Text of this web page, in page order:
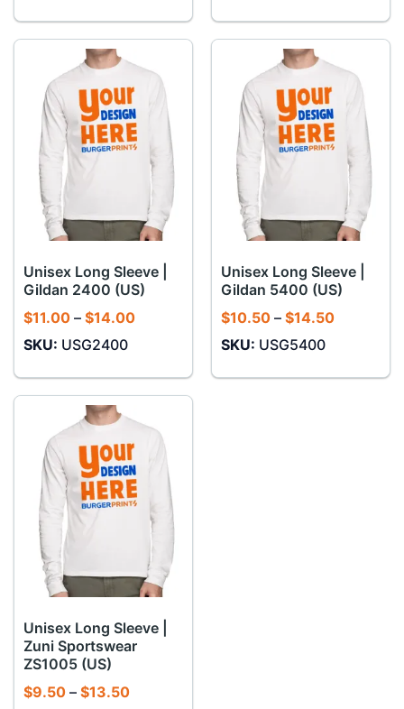
đến
đến
Unisex Long Sleeve |
Gildan 2400 (US)
$11.00 – $14.00Khoảng
đến
SKU: USG2400
Unisex Long Sleeve |
Gildan 5400 (US)
$10.50 – $14.50Khoảng
đến
SKU: USG5400
Unisex Long Sleeve |
Zuni Sportswear
ZS1005 (US)
$9.50 – $13.50Khoảng